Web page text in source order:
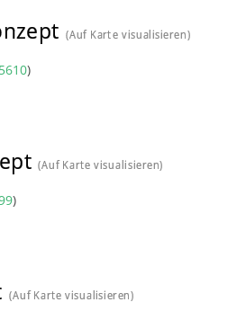
(Auf Karte visualisieren)
)
(Auf Karte visualisieren)
)
(Auf Karte visualisieren)